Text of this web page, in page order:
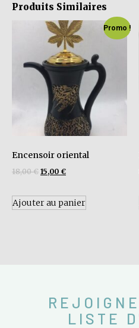
Produits Similaires
Promo !
Encensoir oriental
18,00€ 15,00 €
Ajouter au panier
LISTE